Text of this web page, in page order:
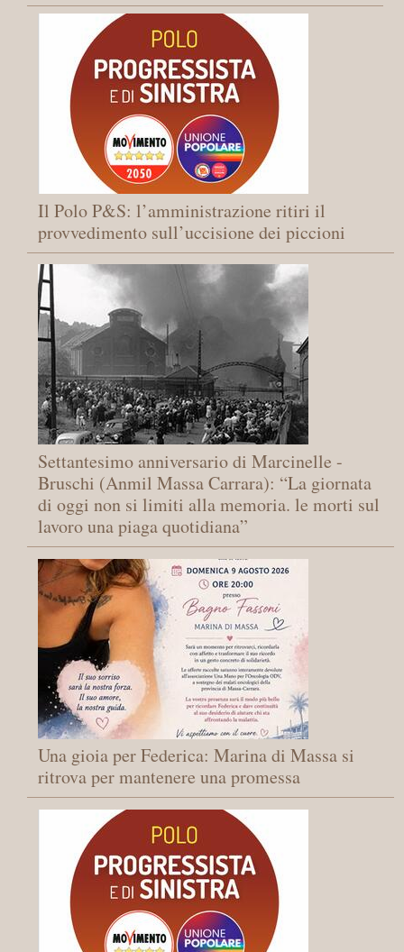
Il Polo P&S: l’amministrazione ritiri il
provvedimento sull’uccisione dei piccioni
Settantesimo anniversario di Marcinelle -
Bruschi (Anmil Massa Carrara): “La giornata
di oggi non si limiti alla memoria. le morti sul
lavoro una piaga quotidiana”
Una gioia per Federica: Marina di Massa si
ritrova per mantenere una promessa